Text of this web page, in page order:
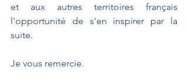
et aux autres territoires français
l'opportunité de s'en inspirer par la
suite.
Je vous remercie.